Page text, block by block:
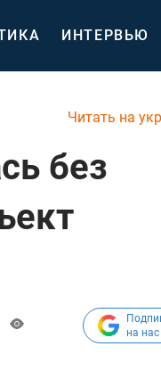
ИНТЕРВЬЮ
Читать на
без
на